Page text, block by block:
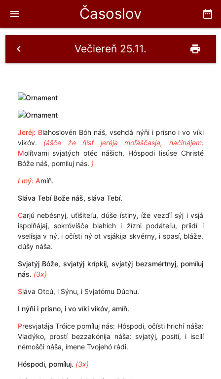
Časoslov date_range
menu
Večiereň 25.11.
chevron_left print
Jeréj: Blahoslovén Bóh náš, vsehdá nýňi i prísno i vo víki
vikóv. (ášče že ňísť jeréja moľáščasja, načinájem:
Molítvami svjatých otéc nášich, Hóspodi Iisúse Christé
Bóže náš, pomíluj nás. )
I mý: Amíň.
Sláva Tebí Bože náš, sláva Tebí.
Carjú nebésnyj, uťišiteľu, dúše ístiny, íže vezďí sýj i vsjá
ispolňájaj, sokróvišče blahích i žízni podáteľu, priidí i
vselísja v ný, i očísti ný ot vsjákija skvérny, i spasí, bláže,
dúšy náša.
Svjatýj Bóže, svjatýj krípkij, svjatýj bezsmértnyj, pomíluj
nás. (3x)
Sláva Otcú, i Sýnu, i Svjatómu Dúchu.
I nýňi i prísno, i vo víki vikóv, amíň.
Presvjatája Tróice pomíluj nás: Hóspodi, očísti hrichí náša:
Vladýko, prostí bezzakónija náša: svjatýj, posití, i iscilí
némošči náša, ímene Tvojehó rádi.
Hóspodi, pomíluj. (3x)